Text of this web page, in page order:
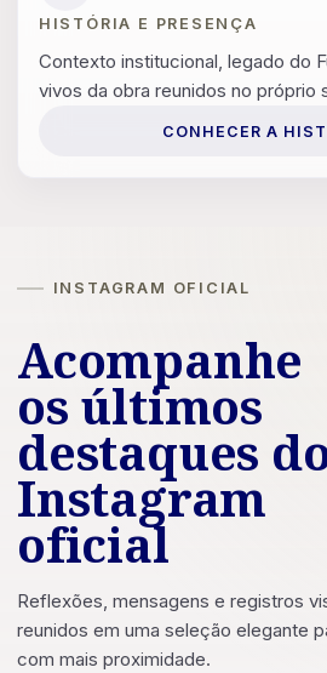
HISTÓRIA E PRESENÇA
Contexto institucional, legado do
vivos da obra reunidos no próprio
CONHECER A
INSTAGRAM OFICIAL
Acompanhe
os últimos
destaques
Instagram
oficial
Reflexões, mensagens e registros
reunidos em uma seleção elegante
com mais proximidade.